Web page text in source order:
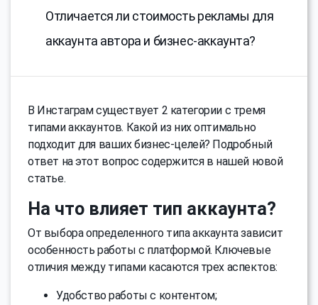
Отличается ли стоимость рекламы для
аккаунта автора и бизнес-аккаунта?
В Инстаграм существует 2 категории с тремя
типами аккаунтов. Какой из них оптимально
подходит для ваших бизнес-целей? Подробный
ответ на этот вопрос содержится в нашей новой
статье.
На что влияет тип аккаунта?
От выбора определенного типа аккаунта зависит
особенность работы с платформой. Ключевые
отличия между типами касаются трех аспектов:
Удобство работы с контентом;